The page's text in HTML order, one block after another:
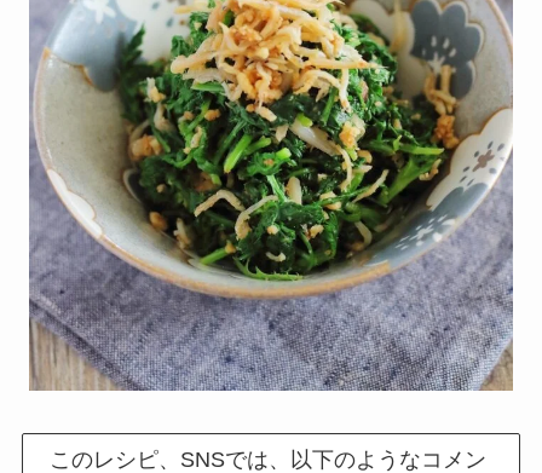
このレシピ、SNSでは、以下のようなコメン